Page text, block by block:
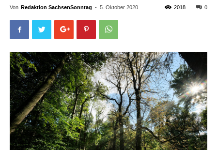
Von Redaktion SachsenSonntag - 5. Oktober 2020 0
2018